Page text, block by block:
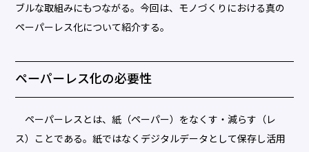
ブルな取組みにもつながる。今回は、モノづくりにおける真の
ペーパーレス化について紹介する。
ペーパーレス化の必要性
ペーパーレスとは、紙（ペーパー）をなくす・減らす（レ
ス）ことである。紙ではなくデジタルデータとして保存し活用